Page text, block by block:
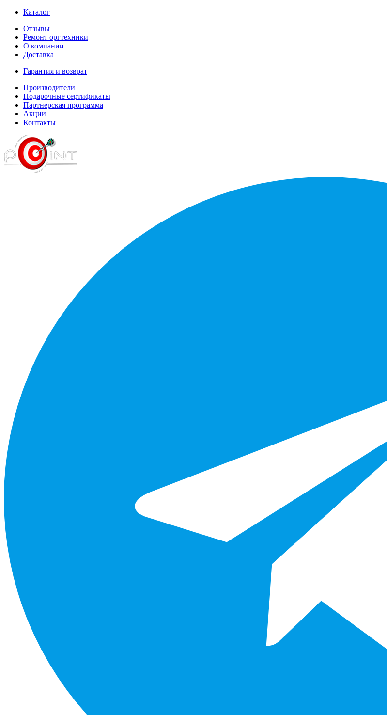
Каталог
Отзывы
Ремонт оргтехники
О компании
Доставка
Гарантия и возврат
Производители
Подарочные сертификаты
Партнерская программа
Акции
Контакты